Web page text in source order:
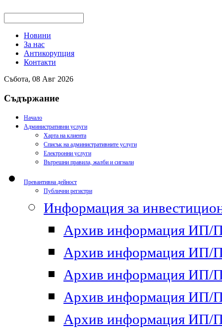
Новини
За нас
Антикорупция
Контакти
Събота, 08 Авг 2026
Съдържание
Начало
Административни услуги
Харта на клиента
Списък на административните услуги
Електронни услуги
Вътрешни правила, жалби и сигнали
Превантивна дейност
Публични регистри
Информация за
Архив информация ИП/
Архив информация ИП/
Архив информация ИП/
Архив информация ИП/
Архив информация ИП/